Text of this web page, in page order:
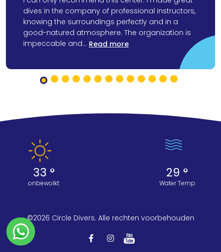
dives in the company of professional instructors,
knowing the surroundings perfectly and in a
good-natured atmosphere. The organization is
impeccable and... Read more
33 °
onbewolkt
29 °
Water Temp
©2026 Circle Divers. Alle rechten voorbehouden